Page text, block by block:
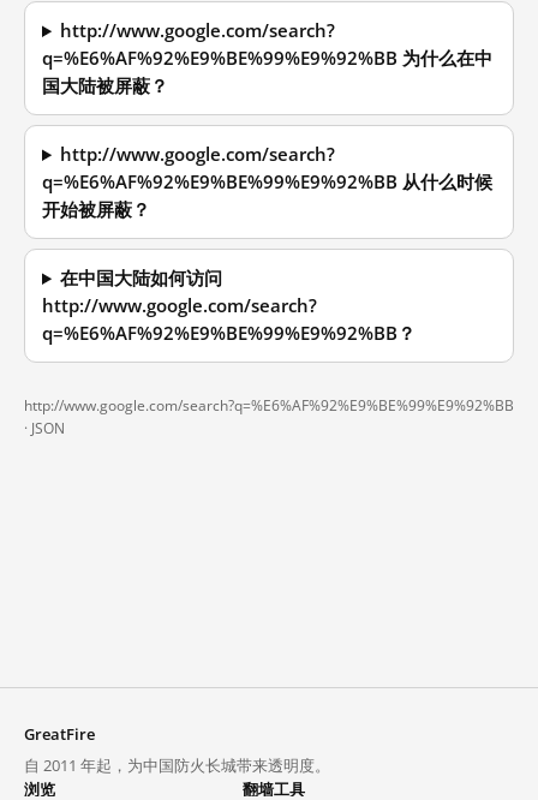
http://www.google.com/search?
q=%E6%AF%92%E9%BE%99%E9%92%BB 为什么在中
国大陆被屏蔽？
http://www.google.com/search?
q=%E6%AF%92%E9%BE%99%E9%92%BB 从什么时候
开始被屏蔽？
在中国大陆如何访问
http://www.google.com/search?
q=%E6%AF%92%E9%BE%99%E9%92%BB？
http://www.google.com/search?q=%E6%AF%92%E9%BE%99%E9%92%BB
· JSON
GreatFire
自 2011 年起，为中国防火长城带来透明度。
浏览
翻墙工具